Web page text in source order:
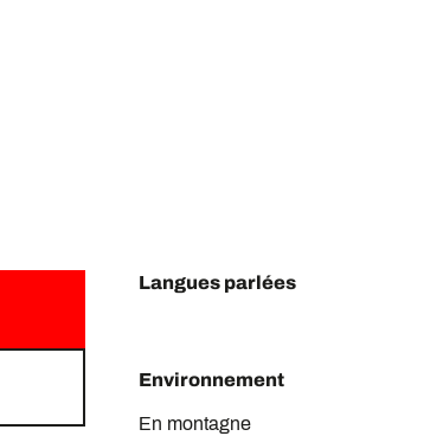
Langues parlées
Langues parlées
Environnement
Environnement
En montagne